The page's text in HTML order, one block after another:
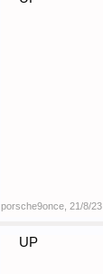
porsche9once 21/8/23
UP